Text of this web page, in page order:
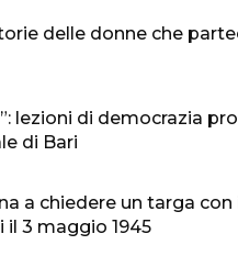
delle donne che
lezioni di democrazia
di Bari
a chiedere un targa con
3 maggio 1945